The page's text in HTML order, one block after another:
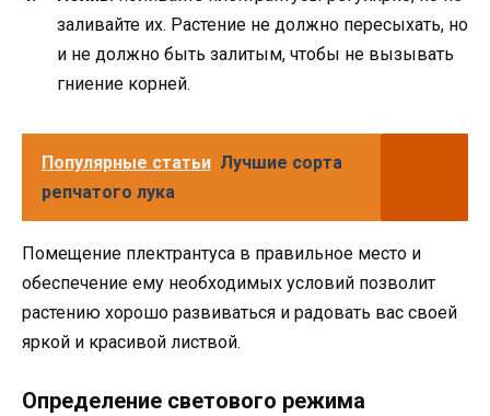
заливайте их. Растение не должно пересыхать, но
и не должно быть залитым, чтобы не вызывать
гниение корней.
Популярные статьи Лучшие сорта
репчатого лука
Помещение плектрантуса в правильное место и
обеспечение ему необходимых условий позволит
растению хорошо развиваться и радовать вас своей
яркой и красивой листвой.
Определение светового режима